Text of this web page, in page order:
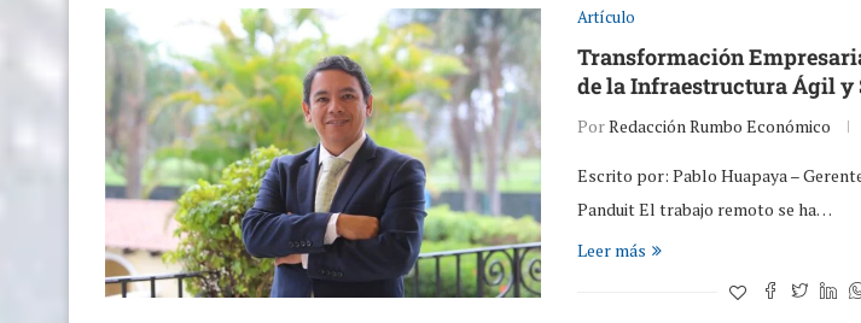
Artículo
Transformación
de la Infraestructura Ágil y
PorRedacción Rumbo Económico
Escrito por: Pablo Huapaya –
Panduit El trabajo remoto se ha…
Leer más